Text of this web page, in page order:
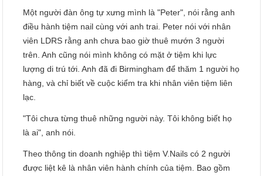
Một người đàn ông tự xưng mình là "Peter", nói rằng anh
điều hành tiệm nail cùng với anh trai. Peter nói với nhân
viên LDRS rằng anh chưa bao giờ thuê mướn 3 người
trên. Anh cũng nói mình không có mặt ở tiệm khi lực
lượng di trú tới. Anh đã đi Birmingham để thăm 1 người họ
hàng, và chỉ biết về cuộc kiểm tra khi nhân viên tiệm liên
lạc.
"Tôi chưa từng thuê những người này. Tôi không biết họ
là ai", anh nói.
Theo thông tin doanh nghiệp thì tiệm V.Nails có 2 người
được liệt kê là nhân viên hành chính của tiệm. Bao gồm